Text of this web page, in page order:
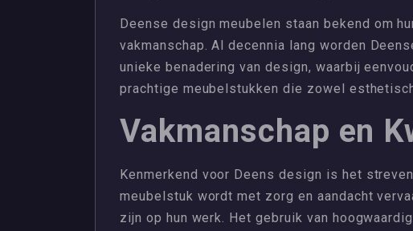
Deense design meubelen staan bekend om
vakmanschap. Al decennia lang worden
unieke benadering van design, waarbij
prachtige meubelstukken die zowel
Vakmanschap en
Kenmerkend voor Deens design is het
meubelstuk wordt met zorg en aandacht
zijn op hun werk. Het gebruik van